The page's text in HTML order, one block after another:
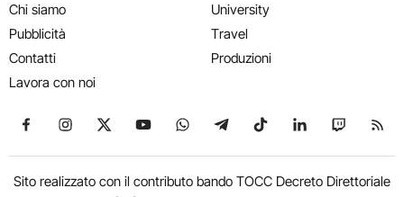
Chi siamo
Pubblicità
Contatti
Lavora con noi
University
Travel
Produzioni
Seguici su Facebook
Seguici su Instagram
Seguici su X
Seguici su YouTube
Seguici su WhatsApp
Seguici su Telegram
Seguici su TikTok
Seguici su
Seguici
Sito realizzato con il contributo bando TOCC Decreto Direttoriale